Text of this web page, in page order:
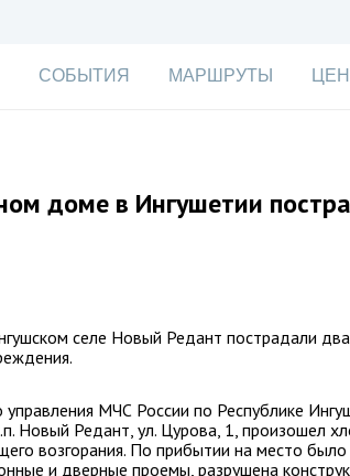
СОБЫТИЯ МАРШРУТЫ
доме в Ингушетии
селе Новый Редант пострадали
МЧС России по Республике
Новый Редант, ул. Цурова, 1, произошел
возгорания. По прибытии на место было
и дверные проемы, разрушена